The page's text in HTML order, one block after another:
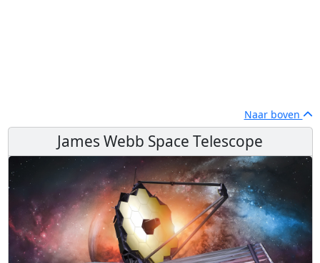
Naar boven
James Webb Space Telescope